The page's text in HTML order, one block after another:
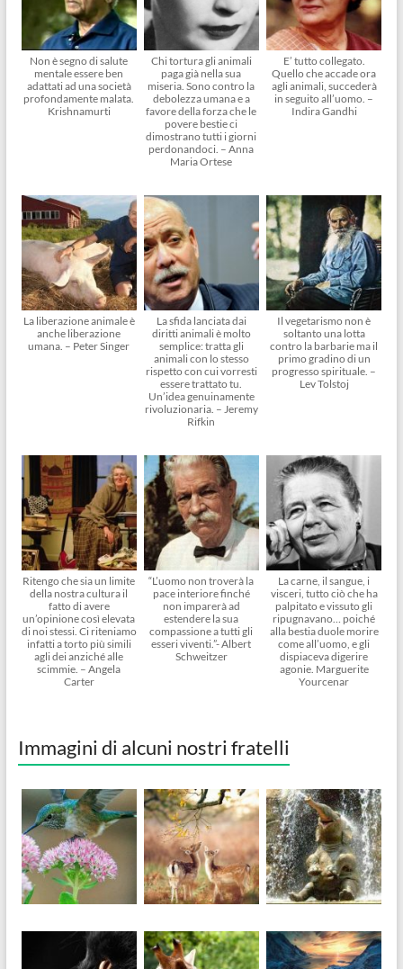
Non è segno di salute
mentale essere ben
adattati ad una società
profondamente malata.
Krishnamurti
Chi tortura gli animali
paga già nella sua
miseria. Sono contro la
debolezza umana e a
favore della forza che le
povere bestie ci
dimostrano tutti i giorni
perdonandoci. – Anna
Maria Ortese
E’ tutto collegato.
Quello che accade ora
agli animali, succederà
in seguito all’uomo. –
Indira Gandhi
La liberazione animale è
anche liberazione
umana. – Peter Singer
La sfida lanciata dai
diritti animali è molto
semplice: tratta gli
animali con lo stesso
rispetto con cui vorresti
essere trattato tu.
Un’idea genuinamente
rivoluzionaria. – Jeremy
Rifkin
Il vegetarismo non è
soltanto una lotta
contro la barbarie ma il
primo gradino di un
progresso spirituale. –
Lev Tolstoj
Ritengo che sia un limite
della nostra cultura il
fatto di avere
un’opinione così elevata
di noi stessi. Ci riteniamo
infatti a torto più simili
agli dei anziché alle
scimmie. – Angela
Carter
“L’uomo non troverà la
pace interiore finché
non imparerà ad
estendere la sua
compassione a tutti gli
esseri viventi.”- Albert
Schweitzer
La carne, il sangue, i
visceri, tutto ciò che ha
palpitato e vissuto gli
ripugnavano… poiché
alla bestia duole morire
come all’uomo, e gli
dispiaceva digerire
agonie. Marguerite
Yourcenar
Immagini di alcuni nostri fratelli